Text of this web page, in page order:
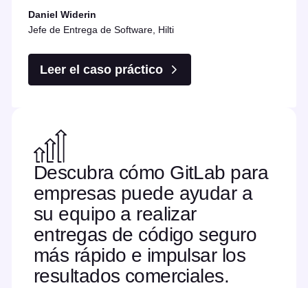
Daniel Widerin
Jefe de Entrega de Software, Hilti
Leer el caso práctico
Descubra cómo GitLab para
empresas puede ayudar a
su equipo a realizar
entregas de código seguro
más rápido e impulsar los
resultados comerciales.